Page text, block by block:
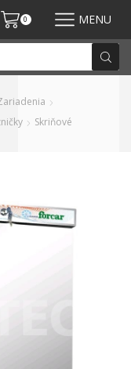
0 MENU
Skriňové